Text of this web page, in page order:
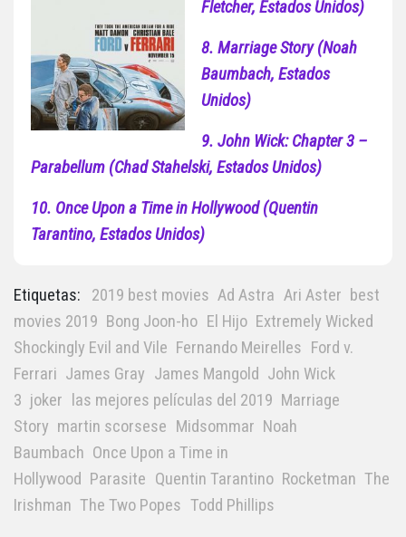
Fletcher, Estados Unidos)
8. Marriage Story (Noah
Baumbach, Estados
Unidos)
9. John Wick: Chapter 3 –
Parabellum (Chad Stahelski, Estados Unidos)
10. Once Upon a Time in Hollywood (Quentin
Tarantino, Estados Unidos)
Etiquetas: 2019 best movies Ad Astra Ari Aster best
movies 2019 Bong Joon-ho El Hijo Extremely Wicked
Shockingly Evil and Vile Fernando Meirelles Ford v.
Ferrari James Gray James Mangold John Wick
3 joker las mejores películas del 2019 Marriage
Story martin scorsese Midsommar Noah
Baumbach Once Upon a Time in
Hollywood Parasite Quentin Tarantino Rocketman The
Irishman The Two Popes Todd Phillips